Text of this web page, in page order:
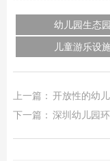
幼儿园生态园
儿童游乐设
上一篇： 开放性的幼
下一篇： 深圳幼儿园